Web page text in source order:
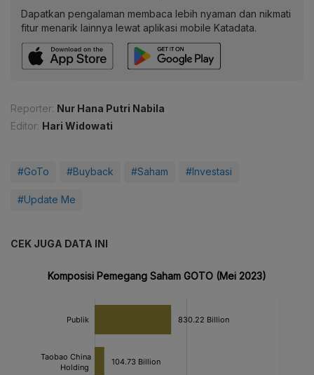
Dapatkan pengalaman membaca lebih nyaman dan nikmati
fitur menarik lainnya lewat aplikasi mobile Katadata.
Reporter: Nur Hana Putri Nabila
Editor: Hari Widowati
#GoTo #Buyback #Saham #Investasi
#Update Me
CEK JUGA DATA INI